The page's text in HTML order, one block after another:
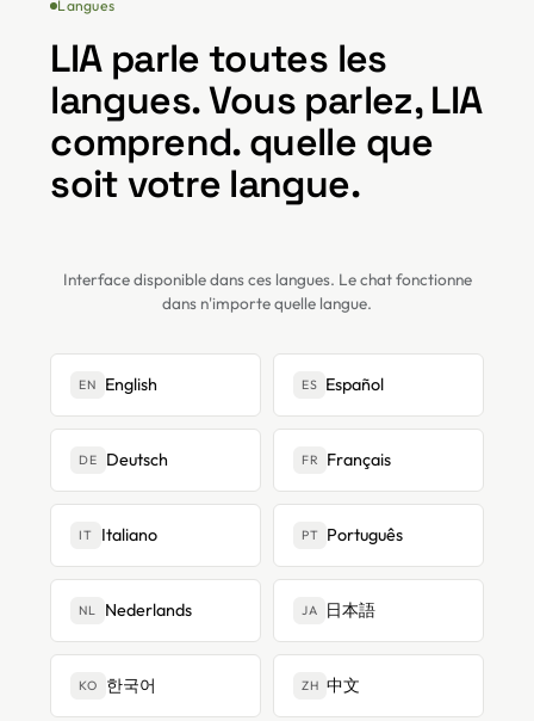
Langues
LIA parle toutes les
langues. Vous parlez, LIA
comprend. quelle que
soit votre langue.
Interface disponible dans ces langues. Le chat fonctionne
dans n'importe quelle langue.
EN English ES Español
DE Deutsch FR Français
IT Italiano PT Português
NL Nederlands JA 日本語
KO 한국어 ZH 中文